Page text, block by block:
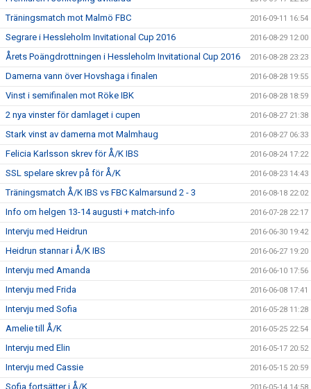
Träningsmatch mot Malmö FBC 2016-09-11 16:54
Segrare i Hessleholm Invitational Cup 2016 2016-08-29 12:00
Årets Poängdrottningen i Hessleholm Invitational Cup 2016 2016-08-28 23:23
Damerna vann över Hovshaga i finalen 2016-08-28 19:55
Vinst i semifinalen mot Röke IBK 2016-08-28 18:59
2 nya vinster för damlaget i cupen 2016-08-27 21:38
Stark vinst av damerna mot Malmhaug 2016-08-27 06:33
Felicia Karlsson skrev för Å/K IBS 2016-08-24 17:22
SSL spelare skrev på för Å/K 2016-08-23 14:43
Träningsmatch Å/K IBS vs FBC Kalmarsund 2 - 3 2016-08-18 22:02
Info om helgen 13-14 augusti + match-info 2016-07-28 22:17
Intervju med Heidrun 2016-06-30 19:42
Heidrun stannar i Å/K IBS 2016-06-27 19:20
Intervju med Amanda 2016-06-10 17:56
Intervju med Frida 2016-06-08 17:41
Intervju med Sofia 2016-05-28 11:28
Amelie till Å/K 2016-05-25 22:54
Intervju med Elin 2016-05-17 20:52
Intervju med Cassie 2016-05-15 20:59
Sofia fortsätter i Å/K